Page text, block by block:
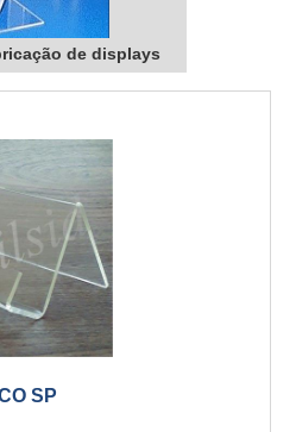
de displays
SP